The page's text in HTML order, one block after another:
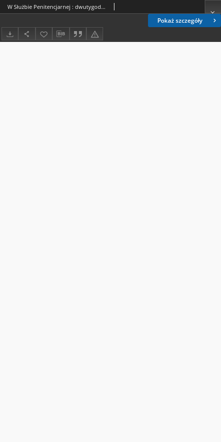
Pokaż szczegóły
W Służbie Penitencjarnej : dwutygodnik straży więziennej. R. 1, nr 1 (3 maja 1936)